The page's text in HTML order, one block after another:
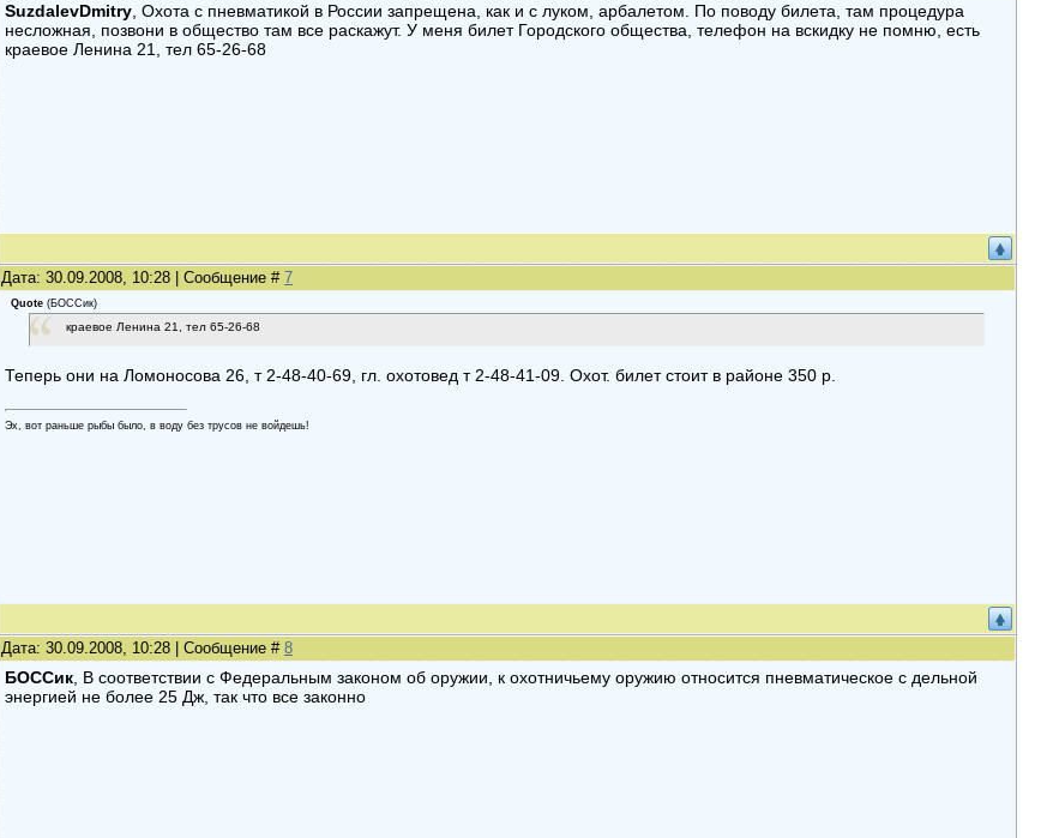
SuzdalevDmitry , Охота с пневматикой в России запрещена, как и с луком, арбалетом. По поводу билета, там процедура
несложная, позвони в общество там все раскажут. У меня билет Городского общества, телефон на вскидку не помню, есть
краевое Ленина 21, тел 65-26-68
Дата: 30.09.2008, 10:28 | Сообщение # 7
Quote (БОССик)
краевое Ленина 21, тел 65-26-68
Теперь они на Ломоносова 26, т 2-48-40-69, гл. охотовед т 2-48-41-09. Охот. билет стоит в районе 350 р.
Эх, вот раньше рыбы было, в воду без трусов не войдешь!
Дата: 30.09.2008, 10:28 | Сообщение # 8
БОССик , В соответствии с Федеральным законом об оружии, к охотничьему оружию относится пневматическое с дельной
энергией не более 25 Дж, так что все законно